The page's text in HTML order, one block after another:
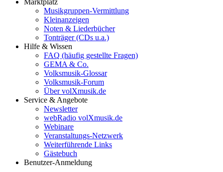
Marktplatz
Musikgruppen-Vermittlung
Kleinanzeigen
Noten & Liederbücher
Tonträger (CDs u.a.)
Hilfe & Wissen
FAQ (häufig gestellte Fragen)
GEMA & Co.
Volksmusik-Glossar
Volksmusik-Forum
Über volXmusik.de
Service & Angebote
Newsletter
webRadio volXmusik.de
Webinare
Veranstaltungs-Netzwerk
Weiterführende Links
Gästebuch
Benutzer-Anmeldung